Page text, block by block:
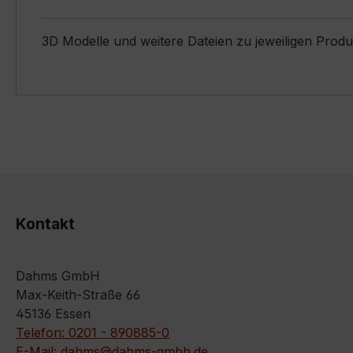
3D Modelle und weitere Dateien zu jeweiligen
Kontakt
Dahms GmbH
Max-Keith-Straße 66
45136 Essen
Telefon: 0201 - 890885-0